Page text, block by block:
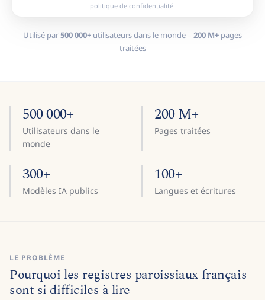
politique de confidentialité
Utilisé par500 000+ utilisateurs dans le monde – 200 M+ pages
traitées
500 000+
Utilisateurs dans le
monde
200 M+
Pages traitées
300+
Modèles IA publics
100+
Langues et écritures
LE PROBLÈME
Pourquoi les registres paroissiaux français
sont si difficiles à lire